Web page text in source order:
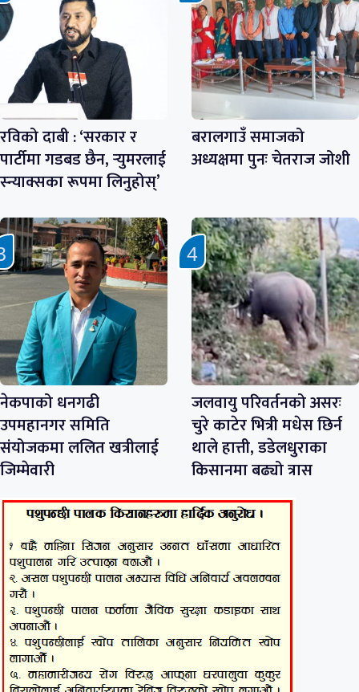
रविको दाबी : ‘सरकार र
पार्टीमा गडबड छैन, र्‍युमरलाई
स्न्याक्सका रूपमा लिनुहोस्’
बरालगाउँ समाजको
अध्यक्षमा पुनः चेतराज जोशी
नेकपाको धनगढी
उपमहानगर समिति
संयोजकमा ललित खत्रीलाई
जिम्मेवारी
जलवायु परिवर्तनको असरः
चुरे काटेर भित्री मधेस छिर्न
थाले हात्ती, डडेलधुराका
किसानमा बढ्यो त्रास